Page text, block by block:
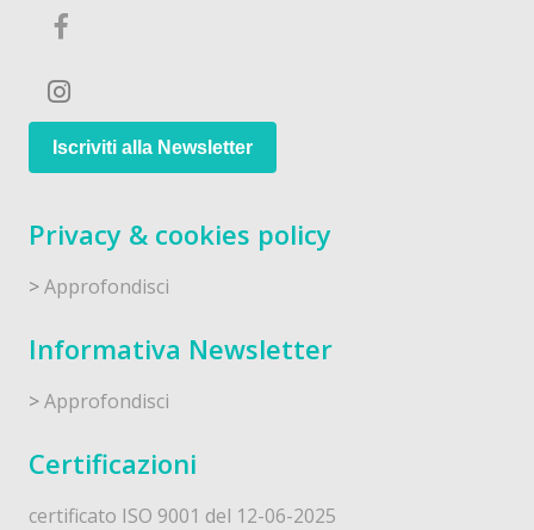
Iscriviti alla Newsletter
Privacy & cookies policy
>Approfondisci
Informativa Newsletter
>Approfondisci
Certificazioni
certificato ISO 9001 del 12-06-2025